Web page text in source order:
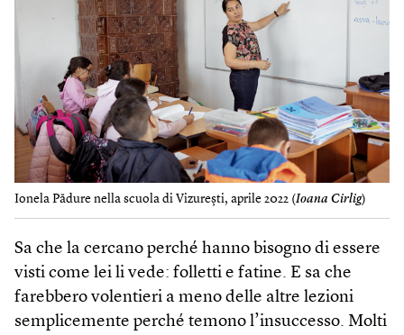
Ionela Pădure nella scuola di Vizurești, aprile 2022 (Ioana Cirlig)
Sa che la cercano perché hanno bisogno di essere
visti come lei li vede: folletti e fatine. E sa che
farebbero volentieri a meno delle altre lezioni
semplicemente perché temono l’insuccesso. Molti